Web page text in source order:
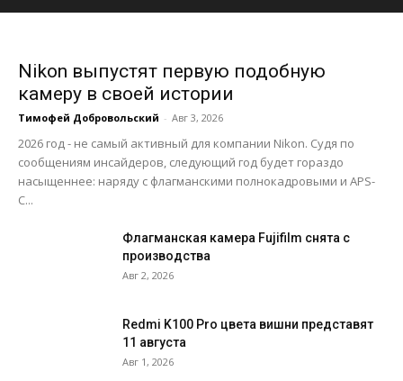
Nikon выпустят первую подобную
камеру в своей истории
Тимофей Добровольский - Авг 3, 2026
2026 год - не самый активный для компании Nikon. Судя по
сообщениям инсайдеров, следующий год будет гораздо
насыщеннее: наряду с флагманскими полнокадровыми и APS-
C...
Флагманская камера Fujifilm снята с
производства
Авг 2, 2026
Redmi K100 Pro цвета вишни представят
11 августа
Авг 1, 2026